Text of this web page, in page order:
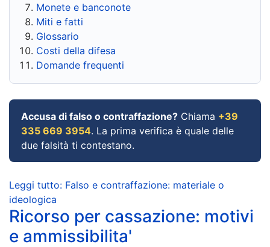
Monete e banconote
Miti e fatti
Glossario
Costi della difesa
Domande frequenti
Accusa di falso o contraffazione? Chiama +39
335 669 3954. La prima verifica è quale delle
due falsità ti contestano.
Leggi tutto: Falso e contraffazione: materiale o
ideologica
Ricorso per cassazione: motivi
e ammissibilita'